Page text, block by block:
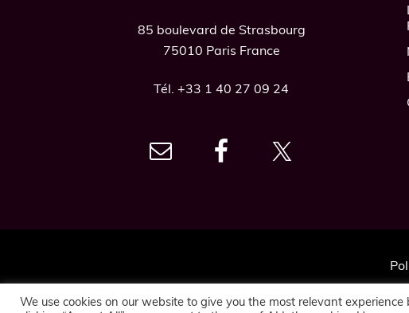
85 boulevard de Strasbourg
75010 Paris France
Tél. +33 1 40 27 09 24
We use cookies on our website to give you the most relevant